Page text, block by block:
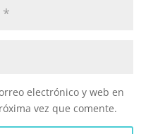
electrónico y web en
vez que comente.